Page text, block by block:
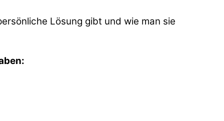
Lösung gibt und wie man sie